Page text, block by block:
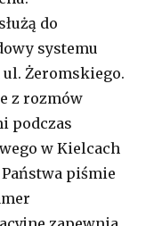
do
systemu
Żeromskiego.
z rozmów
podczas
w Kielcach
piśmie